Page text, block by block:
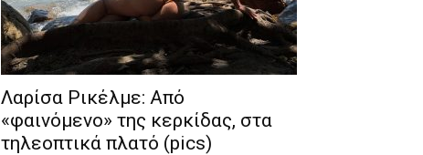
Λαρίσα Ρικέλμε: Από
«φαινόμενο» της κερκίδας, στα
τηλεοπτικά πλατό (pics)